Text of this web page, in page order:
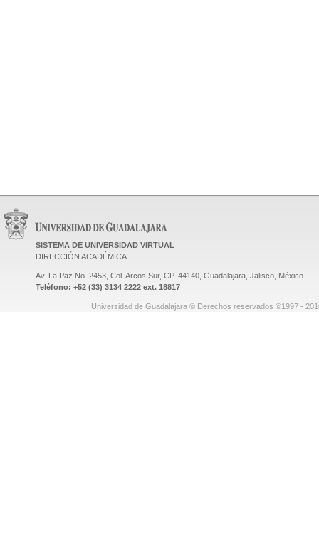
SISTEMA DE UNIVERSIDAD VIRTUAL
DIRECCIÓN ACADÉMICA
Av. La Paz No. 2453, Col. Arcos Sur, CP. 44140, Guadalajara, Jalisco, México.
Teléfono: +52 (33) 3134 2222 ext. 18817
Universidad de Guadalajara © Derechos reservados ©1997 -